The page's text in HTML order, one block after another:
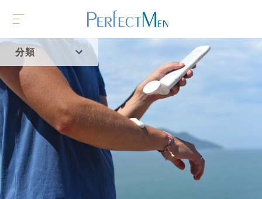
分類
首頁
流行趨勢